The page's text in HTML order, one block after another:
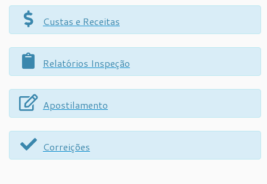
Custas e Receitas
Relatórios Inspeção
Apostilamento
Correições